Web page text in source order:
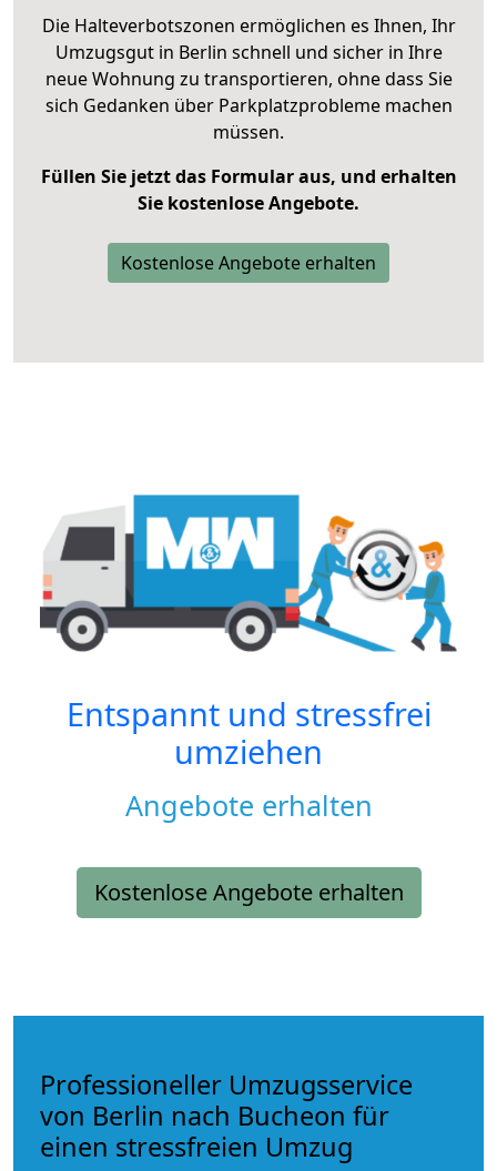
Die Halteverbotszonen ermöglichen es Ihnen, Ihr
Umzugsgut in Berlin schnell und sicher in Ihre
neue Wohnung zu transportieren, ohne dass Sie
sich Gedanken über Parkplatzprobleme machen
müssen.
Füllen Sie jetzt das Formular aus, und erhalten
Sie kostenlose Angebote.
Kostenlose Angebote erhalten
Entspannt und stressfrei
umziehen
Angebote erhalten
Kostenlose Angebote erhalten
Professioneller Umzugsservice
von Berlin nach Bucheon für
einen stressfreien Umzug